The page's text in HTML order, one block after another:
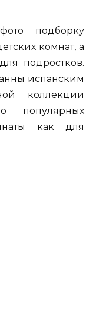
подборку
комнат, а
подростков.
испанским
коллекции
популярных
как для